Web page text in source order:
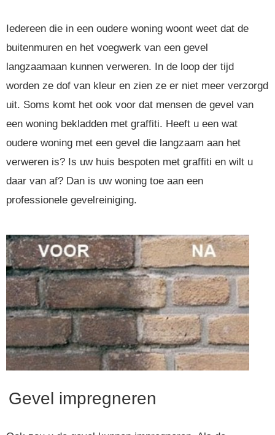
Iedereen die in een oudere woning woont weet dat de
buitenmuren en het voegwerk van een gevel
langzaamaan kunnen verweren. In de loop der tijd
worden ze dof van kleur en zien ze er niet meer verzorgd
uit. Soms komt het ook voor dat mensen de gevel van
een woning bekladden met graffiti. Heeft u een wat
oudere woning met een gevel die langzaam aan het
verweren is? Is uw huis bespoten met graffiti en wilt u
daar van af? Dan is uw woning toe aan een
professionele gevelreiniging.
Gevel impregneren